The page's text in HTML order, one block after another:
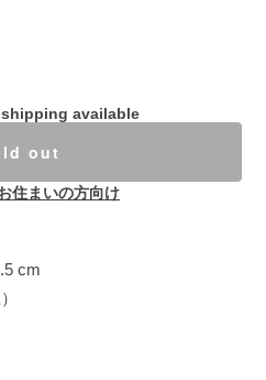
available
out
住まいの方向け
cm